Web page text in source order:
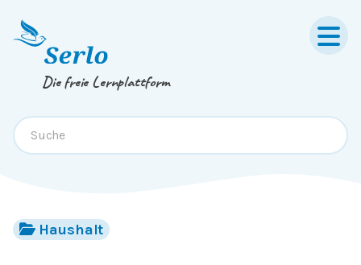
Springe zum
Die freie Lernplattform
Haushalt